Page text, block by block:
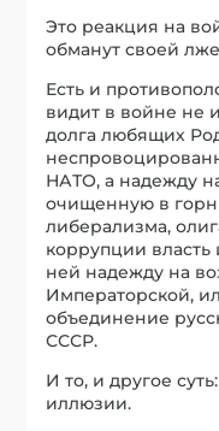
Это реакция на
обманут своей
Есть и
видит в войне не
долга любящих
НАТО, а надежду
очищенную в
либерализма,
коррупции
ней надежду на
Императорской,
объединение
СССР.
И то, и другое
иллюзии.